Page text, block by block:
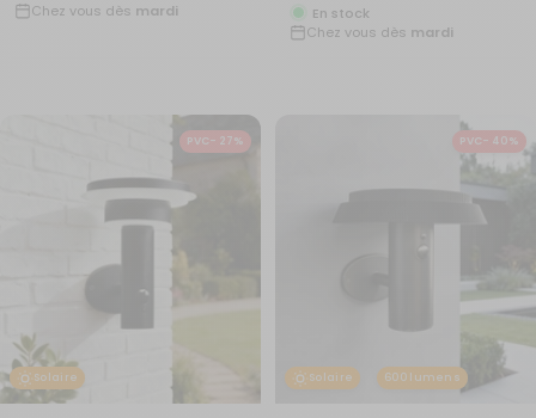
vente
Chez vous dès mardi
de
vente
normal
En stock
Chez vous dès mardi
Solaire
PVC- 27%
Solaire 600 lumens
PVC- 40%